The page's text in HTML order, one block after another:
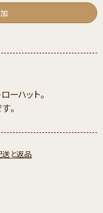
ーハット。
。
送と返品